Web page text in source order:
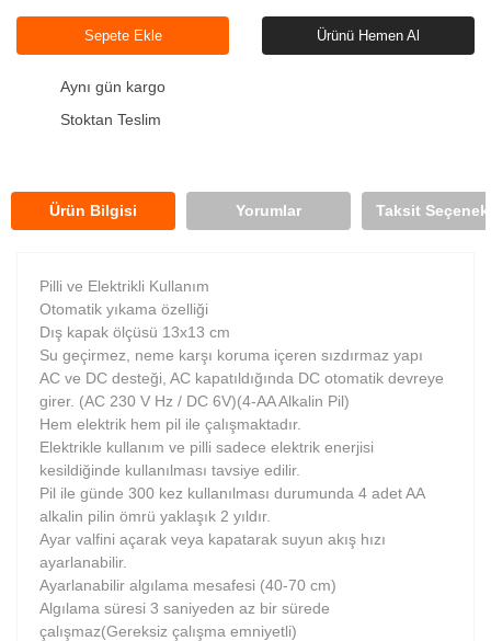
Sepete Ekle Ürünü Hemen Al
Aynı gün kargo
Stoktan Teslim
Ürün Bilgisi Yorumlar Taksit
Pilli ve Elektrikli Kullanım
Otomatik yıkama özelliği
Dış kapak ölçüsü 13x13 cm
Su geçirmez, neme karşı koruma içeren sızdırmaz yapı
AC ve DC desteği, AC kapatıldığında DC otomatik devreye
girer. (AC 230 V Hz / DC 6V)(4-AA Alkalin Pil)
Hem elektrik hem pil ile çalışmaktadır.
Elektrikle kullanım ve pilli sadece elektrik enerjisi
kesildiğinde kullanılması tavsiye edilir.
Pil ile günde 300 kez kullanılması durumunda 4 adet AA
alkalin pilin ömrü yaklaşık 2 yıldır.
Ayar valfini açarak veya kapatarak suyun akış hızı
ayarlanabilir.
Ayarlanabilir algılama mesafesi (40-70 cm)
Algılama süresi 3 saniyeden az bir sürede
çalışmaz(Gereksiz çalışma emniyetli)